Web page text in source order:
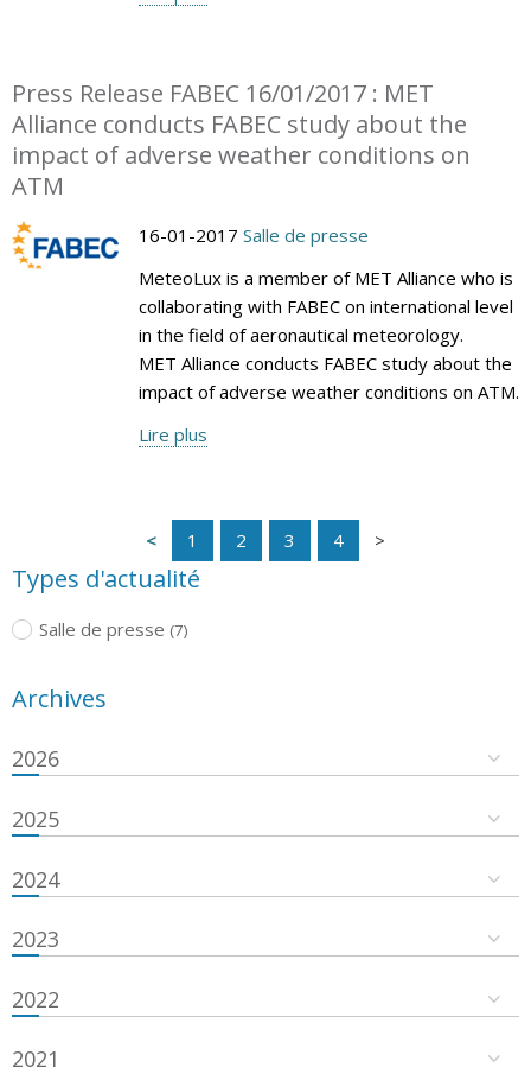
Press Release FABEC 16/01/2017 : MET
Alliance conducts FABEC study about the
impact of adverse weather conditions on
ATM
16-01-2017 Salle de presse
MeteoLux is a member of MET Alliance who is
collaborating with FABEC on international level
in the field of aeronautical meteorology.
MET Alliance conducts FABEC study about the
impact of adverse weather conditions on ATM.
Lire plus
1 2 3 4
Types d'actualité
Salle de presse (7)
Archives
2026
2025
2024
2023
2022
2021